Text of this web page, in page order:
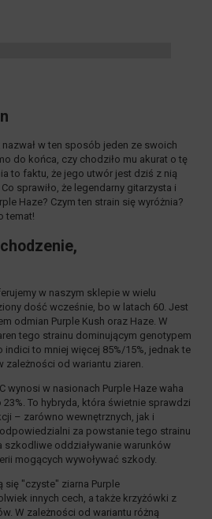
nazwał w ten sposób jeden ze swoich
do końca, czy chodziło mu akurat o tę
to faktu, że jego utwór jest dziś z nią
sprawiło, że legendarny gitarzysta i
Haze? Czym ten strain się wyróżnia?
temat!
w naszym sklepie w wielu
dość wcześnie, bo w latach 60. Jest
odmian Purple Kush oraz Haze. W
tego strainu dominującym genotypem
to mniej więcej 85%/15%, jednak te
od wariantu ziaren.
wynosi w nasionach Purple Haze waha
To hybryda, która świetnie sprawdzi
– zarówno wewnętrznych, jak i
za powstanie tego strainu
szkodliwe oddziaływanie warunków
mogących wywoływać szkody.
się "czyste" ziarna Purple
innych cech, a także krzyżówki z
W zależności od wariantu różną